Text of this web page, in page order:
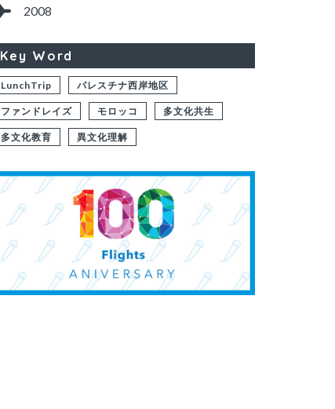
2008
Key Word
LunchTrip パレスチナ西岸地区
ファンドレイズ モロッコ 多文化共生
多文化教育 異文化理解